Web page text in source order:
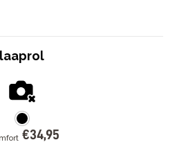
€34,95